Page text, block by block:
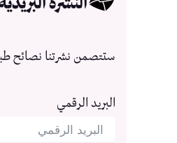
ستتصمن نشرتنا نصائح
البريد الرقمي